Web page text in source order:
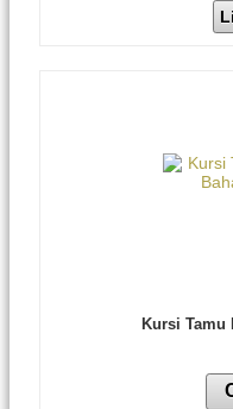
Kursi Tamu